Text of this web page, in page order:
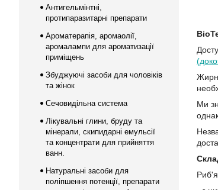
Ми
Антигельмінтні,
протипаразитарні препарати
Ароматерапія, аромаолії,
аромалампи для ароматизації
приміщень
Збуджуючі засоби для чоловіків
та жінок
Сечовидільна система
Лікувальні глини, бруду та
мінерали, скипидарні емульсії
та концентрати для прийняття
ванн.
Натуральні засоби для
поліпшення потенції, препарати